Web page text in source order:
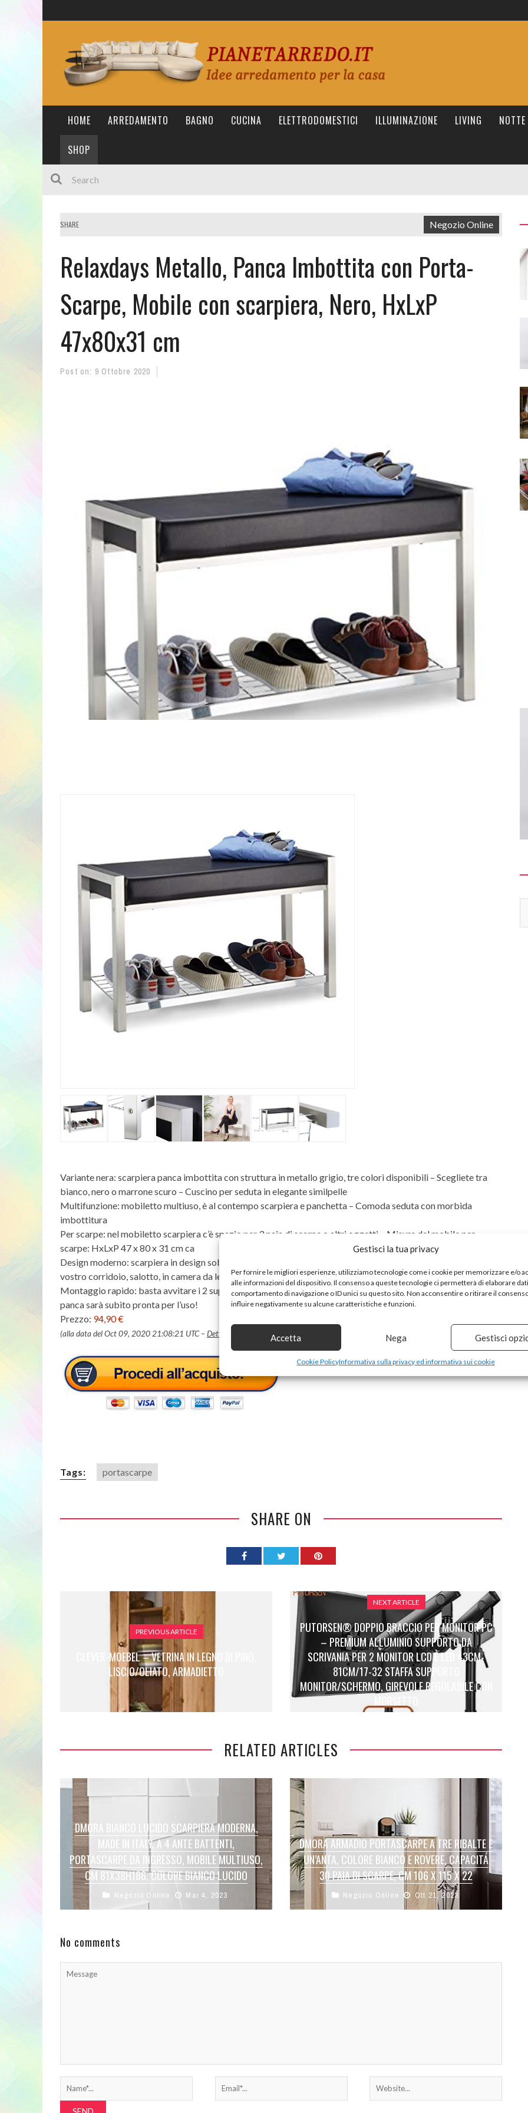
Gestisci la tua privacy
Per fornire le migliori esperienze, utilizziamo tecnologie come i cookie per memorizzare e/o
alle informazioni del dispositivo. Il consenso a queste tecnologie ci permetterà di elaborare
comportamento di navigazione o ID unici su questo sito. Non acconsentire o ritirare il
influire negativamente su alcune caratteristiche e funzioni.
Accetta Nega Gestisci
Cookie PolicyInformativa sulla privacy ed informativa sui cookie
HOME ARREDAMENTO BAGNO CUCINA ELETTRODOMESTICI ILLUMINAZIONE LIVING NOTTE
SHOP
SHARE Negozio Online
Relaxdays Metallo, Panca Imbottita con Porta-
Scarpe, Mobile con scarpiera, Nero, HxLxP
47x80x31 cm
Post on: 9 Ottobre 2020
Variante nera: scarpiera panca imbottita con struttura in metallo grigio, tre colori disponibili – Scegliete tra
bianco, nero o marrone scuro – Cuscino per seduta in elegante similpelle
Multifunzione: mobiletto multiuso, è al contempo scarpiera e panchetta – Comoda seduta con morbida
imbottitura
Per scarpe: nel mobiletto scarpiera c’è spazio per 3 paia di scarpe o altri oggetti – Misure del mobile per
scarpe: HxLxP 47 x 80 x 31 cm ca
Design moderno: scarpiera in design sobrio e moderno, adatta ad ogni stile di arredamento – Fate ordine nel
vostro corridoio, salotto, in camera da letto o nell’atrio d’ingresso
Montaggio rapido: basta avvitare i 2 supporti laterali con il ripiano inferiore e l’imbottitura – la scarpiera
panca sarà subito pronta per l’uso!
Prezzo: 94,90 €
(alla data del Oct 09, 2020 21:08:21 UTC – Dettagli
Tags: portascarpe
SHARE ON
PREVIOUS ARTICLE
CLEVER-MOEBEL – VETRINA IN LEGNO DI PINO,
LISCIO/OLIATO, ARMADIETTO
NEXT ARTICLE
PUTORSEN® DOPPIO BRACCIO PER MONITOR PC
– PREMIUM ALLUMINIO SUPPORTO DA
SCRIVANIA PER 2 MONITOR LCD E LED 43CM-
81CM/17-32 STAFFA SUPPORTO
MONITOR/SCHERMO, GIREVOLE REGOLABILE CON
MORSETTO
RELATED ARTICLES
DMORA BIANCO LUCIDO SCARPIERA MODERNA,
MADE IN ITALY, A 4 ANTE BATTENTI,
PORTASCARPE DA INGRESSO, MOBILE MULTIUSO,
CM 81X38H186, COLORE BIANCO LUCIDO
SCARPIERA MODERNA: Moderna scarpiera
con quattro ante battenti con disegno
struttura è interamente ...
Negozio Online Mar 4, 2023
DMORA ARMADIO PORTASCARPE A TRE RIBALTE E
UN’ANTA, COLORE BIANCO E ROVERE, CAPACITÁ
30 PAIA DI SCARPE, CM 106 X 115 X 22
Armadio portascarpe a tre ribalte e un'anta, di
colore bianco e rovere
Negozio Online Ott 21, 2023
No comments